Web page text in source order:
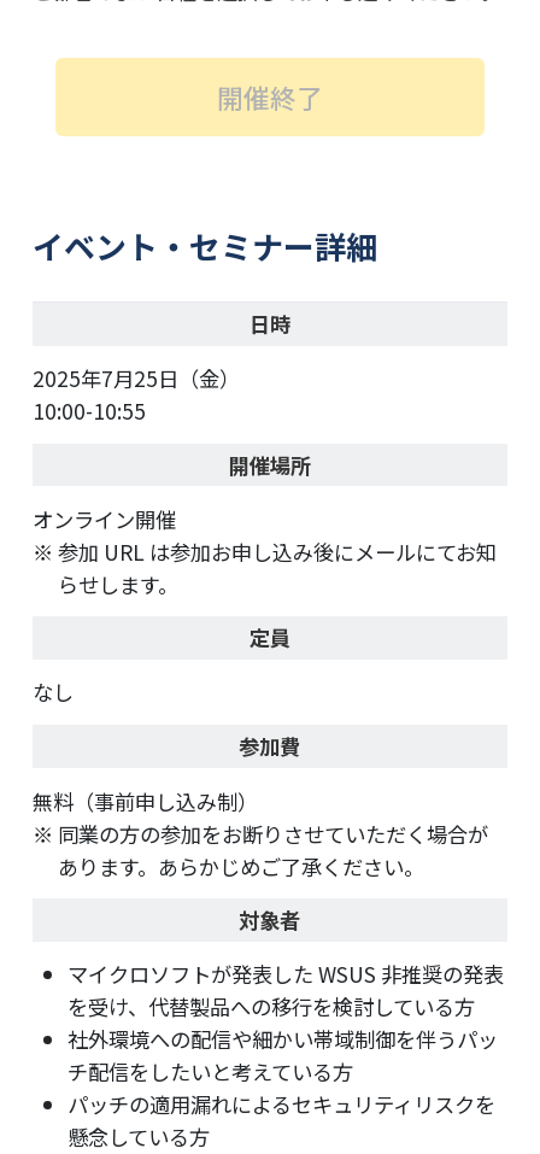
開催終了
イベント・セミナー詳細
日時
2025年7月25日（金）
10:00-10:55
開催場所
オンライン開催
参加 URL は参加お申し込み後にメールにてお知
らせします。
定員
なし
参加費
無料（事前申し込み制）
同業の方の参加をお断りさせていただく場合が
あります。あらかじめご了承ください。
対象者
マイクロソフトが発表した WSUS 非推奨の発表
を受け、代替製品への移行を検討している方
社外環境への配信や細かい帯域制御を伴うパッ
チ配信をしたいと考えている方
パッチの適用漏れによるセキュリティリスクを
懸念している方